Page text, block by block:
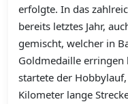
erfolgte. In das
bereits letztes Jahr,
gemischt, welcher in
Goldmedaille
startete der
Kilometer lange